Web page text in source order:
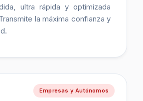
ultra rápida y optimizada
la máxima confianza y
Empresas y Autónomos